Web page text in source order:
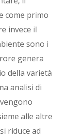
come primo
invece il
sono i
genera
della varietà
analisi di
alle altre
riduce ad